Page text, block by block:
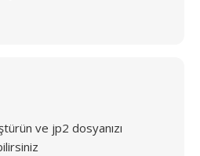
ve jp2 dosyanızı